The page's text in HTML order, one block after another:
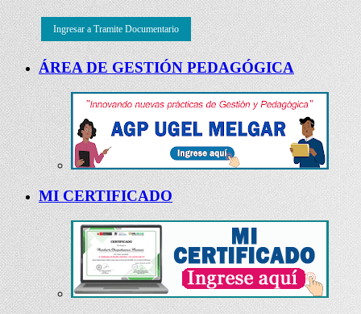
Ingresar a Tramite Documentario
ÁREA DE GESTIÓN PEDAGÓGICA
MI CERTIFICADO